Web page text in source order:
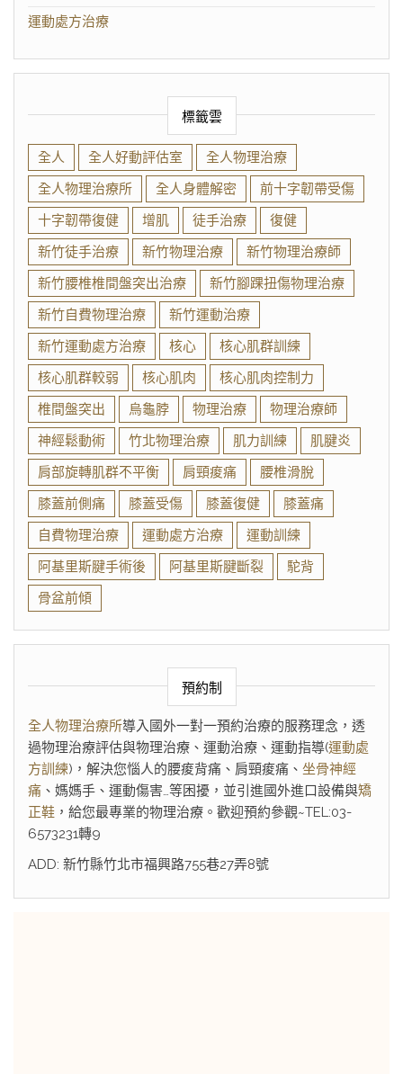
運動處方治療
標籤雲
全人 全人好動評估室
全人物理治療
全人物理治療所
全人身體解密
前十字韌帶受傷
十字韌帶復健
增肌 徒手治療
復健
新竹徒手治療
新竹物理治療
新竹物理治療師
新竹腰椎椎間盤突出治療
新竹腳踝扭傷物理治療
新竹自費物理治療
新竹運動治療
新竹運動處方治療
核心
核心肌群訓練
核心肌群較弱
核心肌肉
核心肌肉控制力
椎間盤突出
烏龜脖 物理治療
物理治療師
神經鬆動術
竹北物理治療 肌力訓練
肌腱炎
肩部旋轉肌群不平衡
肩頸痠痛
腰椎滑脫
膝蓋前側痛
膝蓋受傷 膝蓋復健
膝蓋痛
自費物理治療
運動處方治療
運動訓練
阿基里斯腱手術後
阿基里斯腱斷裂
駝背
骨盆前傾
預約制
全人物理治療所導入國外一對一預約治療的服務理念，透
過物理治療評估與物理治療、運動治療、運動指導(運動處
方訓練)，解決您惱人的腰痠背痛、肩頸痠痛、 坐骨神經
痛 、媽媽手、運動傷害…等困擾，並引進國外進口設備與矯
正鞋 ，給您最專業的物理治療。歡迎預約參觀~TEL:03-
6573231轉9
ADD: 新竹縣竹北市福興路755巷27弄8號